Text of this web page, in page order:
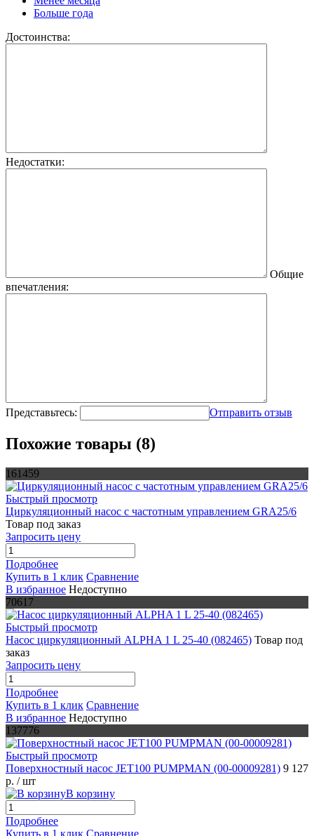
Больше года
Достоинства:
Недостатки:
Общие
впечатления:
Представьтесь: Отправить отзыв
Похожие товары (8)
161459
Быстрый просмотр
Циркуляционный насос с частотным управлением GRA25/6
Товар под заказ
Запросить цену
Подробнее
Купить в 1 клик Сравнение
В избранное Недоступно
70617
Быстрый просмотр
Насос циркуляционный ALPHA 1 L 25-40 (082465) Товар под
заказ
Запросить цену
Подробнее
Купить в 1 клик Сравнение
В избранное Недоступно
137776
Быстрый просмотр
Поверхностный насос JET100 PUMPMAN (00-00009281) 9 127
р. / шт
В корзину
Подробнее